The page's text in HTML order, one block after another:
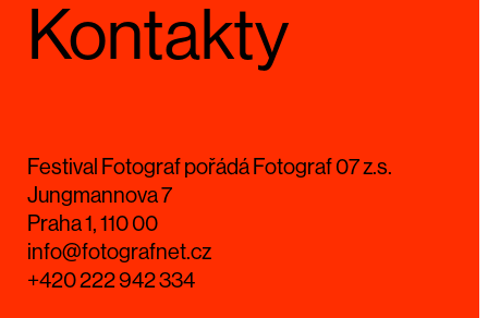
Kontakty
Festival Fotograf pořádá Fotograf 07 z.s.
Jungmannova 7
Praha 1, 110 00
info@fotografnet.cz
+420 222 942 334